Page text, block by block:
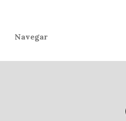
Navegar